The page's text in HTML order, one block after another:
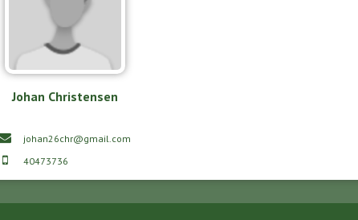
Johan Christensen
johan26chr@gmail.com
40473736